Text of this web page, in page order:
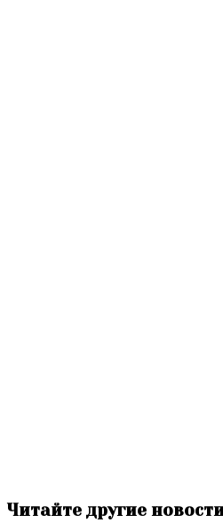
Читайте другие